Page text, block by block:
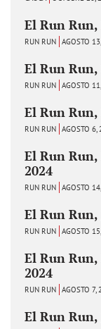
El Run Run,
RUN RUN AGOSTO
El Run Run,
RUN RUN AGOSTO
El Run Run,
RUN RUN AGOSTO 6,
El Run
2024
RUN RUN AGOSTO
El Run Run,
RUN RUN AGOSTO
El Run
2024
RUN RUN AGOSTO 7,
El Run Run,